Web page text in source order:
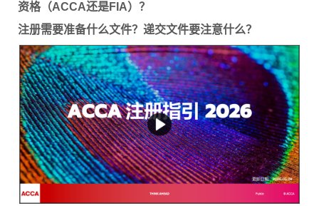
资格（ACCA还是FIA）？
注册需要准备什么文件？递交文件要注意什么？